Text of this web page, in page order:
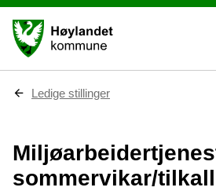
D
h
e
r
Ledige stillinger
sommervikar/